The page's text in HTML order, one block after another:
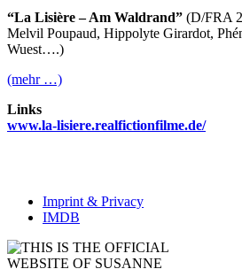
“La Lisière – Am Waldrand” (D/FRA
Melvil Poupaud, Hippolyte Girardot,
Wuest….)
(mehr …)
Links
www.la-lisiere.realfictionfilme.de/
Imprint & Privacy
IMDB